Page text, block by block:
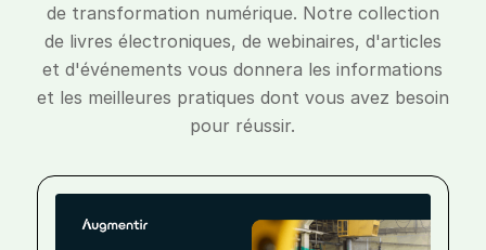
de transformation numérique. Notre collection
de livres électroniques, de webinaires, d'articles
et d'événements vous donnera les informations
et les meilleures pratiques dont vous avez besoin
pour réussir.